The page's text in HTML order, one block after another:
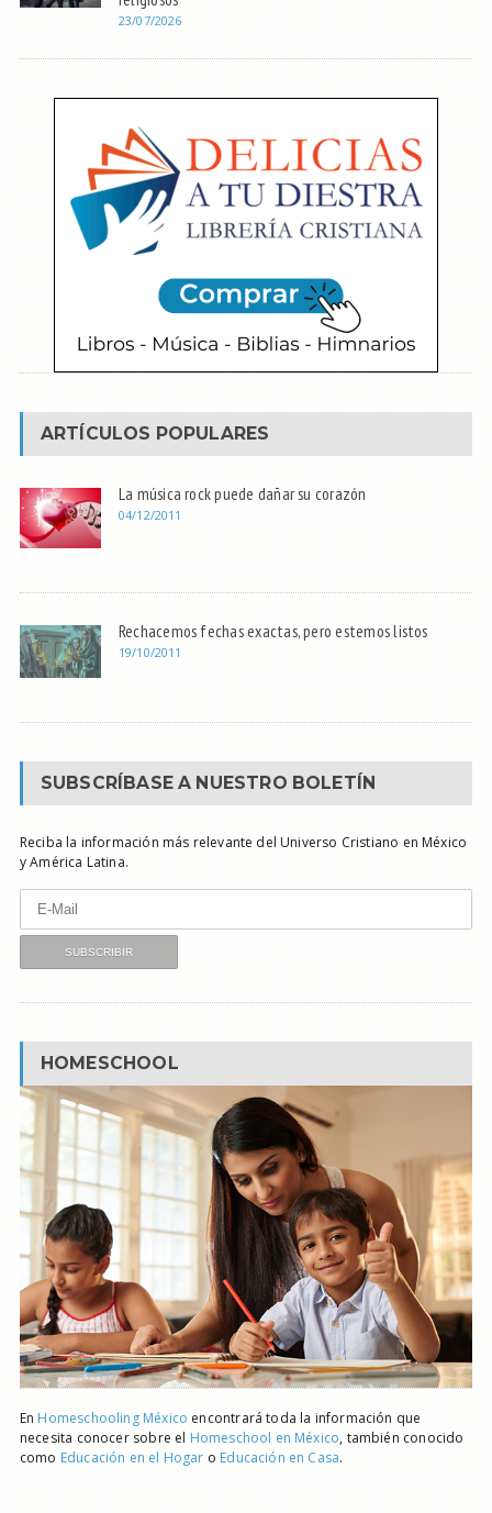
23/07/2026
ARTÍCULOS POPULARES
La música rock puede dañar su corazón
04/12/2011
Rechacemos fechas exactas, pero estemos listos
19/10/2011
SUBSCRÍBASE A NUESTRO BOLETÍN
Reciba la información más relevante del Universo Cristiano en México
y América Latina.
HOMESCHOOL
En Homeschooling México encontrará toda la información que
necesita conocer sobre el Homeschool en México, también conocido
como Educación en el Hogar o Educación en Casa.